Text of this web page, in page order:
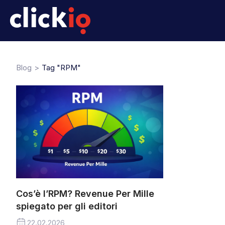
Blog Tag "RPM"
Cos’è l’RPM? Revenue Per Mille
spiegato per gli editori
22.02.2026